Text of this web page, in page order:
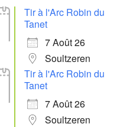
Tir à l'Arc Robin du
Tanet
7 Août 26
Soultzeren
Tir à l'Arc Robin du
Tanet
7 Août 26
Soultzeren